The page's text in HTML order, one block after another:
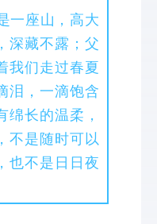
一座山，高大
深藏不露；父
我们走过春夏
泪，一滴饱含
绵长的温柔，
不是随时可以
也不是日日夜